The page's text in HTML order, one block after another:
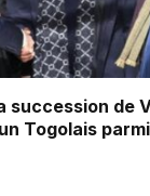
succession de
Togolais